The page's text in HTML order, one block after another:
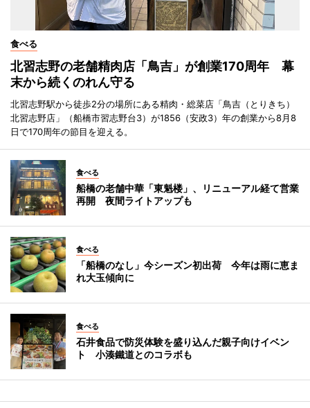
食べる
北習志野の老舗精肉店「鳥吉」が創業170周年 幕
末から続くのれん守る
北習志野駅から徒歩2分の場所にある精肉・総菜店「鳥吉（とりきち）
北習志野店」（船橋市習志野台3）が1856（安政3）年の創業から8月8
日で170周年の節目を迎える。
食べる
船橋の老舗中華「東魁楼」、リニューアル経て営業
再開 夜間ライトアップも
食べる
「船橋のなし」今シーズン初出荷 今年は雨に恵ま
れ大玉傾向に
食べる
石井食品で防災体験を盛り込んだ親子向けイベン
ト 小湊鐵道とのコラボも